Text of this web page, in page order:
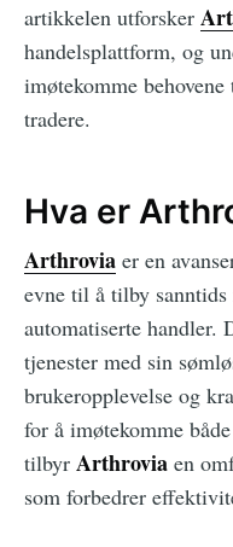
artikkelen utforsker
handelsplattform, og
imøtekomme
tradere.
Hva er
Arthrovia er en
evne til å tilby
automatiserte handler.
tjenester med sin
brukeropplevelse og
for å imøtekomme
tilbyr Arthrovia en
som forbedrer